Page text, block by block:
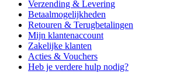
Verzending & Levering
Betaalmogelijkheden
Retouren & Terugbetalingen
Mijn klantenaccount
Zakelijke klanten
Acties & Vouchers
Heb je verdere hulp nodig?